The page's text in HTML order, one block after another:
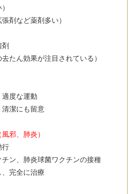
剤など薬剤多い）
効果が注目されている）
度な運動
潔にも留意
邪、肺炎）
行
ン、肺炎球菌ワクチンの接種
完全に治療